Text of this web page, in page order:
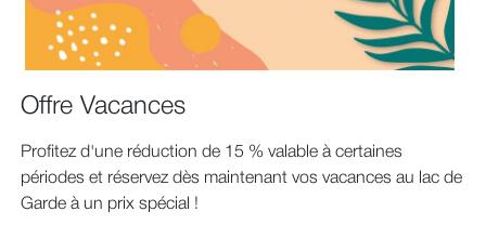
Offre Vacances
Profitez d'une réduction de 15 % valable à certaines
périodes et réservez dès maintenant vos vacances au lac de
Garde à un prix spécial !